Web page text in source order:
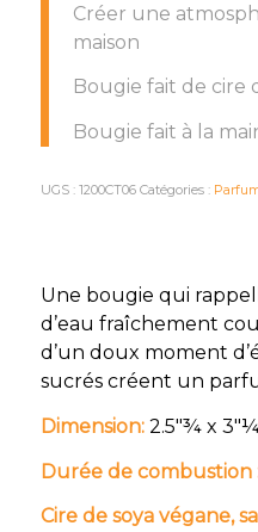
Créer une
maison
Bougie fait de cire
Bougie fait à la
UGS : 1200CT06 Catégories :
Une bougie qui
d’eau fraîchement
d’un doux moment
sucrés créent un
Dimension:2.5″¾ x
Durée de combustion
Cire de soya végane,